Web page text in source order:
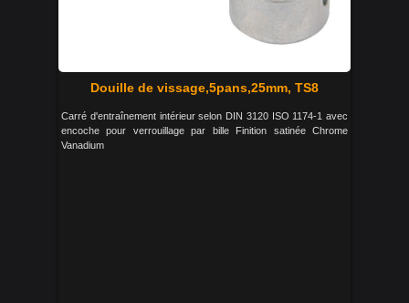
Douille de vissage,5pans,25mm, TS8
Carré d'entraînement intérieur selon DIN 3120 ISO 1174-1 avec
encoche pour verrouillage par bille Finition satinée Chrome
Vanadium